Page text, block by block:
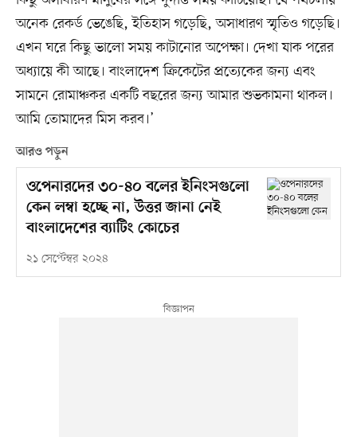
অনেক রেকর্ড ভেঙেছি, ইতিহাস গড়েছি, অসাধারণ স্মৃতিও গড়েছি।
এখন ঘরে কিছু ভালো সময় কাটানোর অপেক্ষা। দেখা যাক পরের
অধ্যায়ে কী আছে। বাংলাদেশ ক্রিকেটের প্রত্যেকের জন্য এবং
সামনে রোমাঞ্চকর একটি বছরের জন্য আমার শুভকামনা থাকল।
আমি তোমাদের মিস করব।’
আরও পড়ুন
ওপেনারদের ৩০-৪০ বলের ইনিংসগুলো
কেন লম্বা হচ্ছে না, উত্তর জানা নেই
বাংলাদেশের ব্যাটিং কোচের
২১ সেপ্টেম্বর ২০২৪